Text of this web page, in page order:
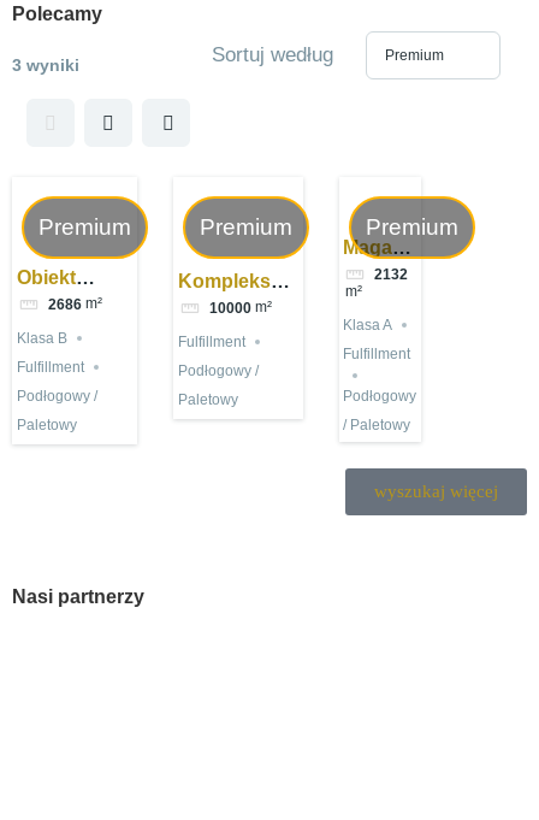
Polecamy
3 wyniki Sortuj według
Premium
Obiekt
magazynowy
na wynajem
Nasielsk –
Magazyn z
rozbudowaną
infrastrukturą
2686 m²
Klasa B
Fulfillment
Podłogowy /
Paletowy
Premium
Kompleksowa
logistyka dla
Twojego
Biznesu –
Warszawa
10000 m²
Fulfillment
Podłogowy /
Paletowy
Premium
Magazyn
paletowy
półkowy
(do
2000
m2)
2132
m²
Klasa A
Fulfillment
Podłogowy
/ Paletowy
wyszukaj więcej
Nasi partnerzy